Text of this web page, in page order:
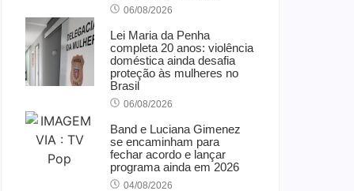
06/08/2026
Lei Maria da Penha
completa 20 anos: violência
doméstica ainda desafia
proteção às mulheres no
Brasil
06/08/2026
Band e Luciana Gimenez
se encaminham para
fechar acordo e lançar
programa ainda em 2026
04/08/2026